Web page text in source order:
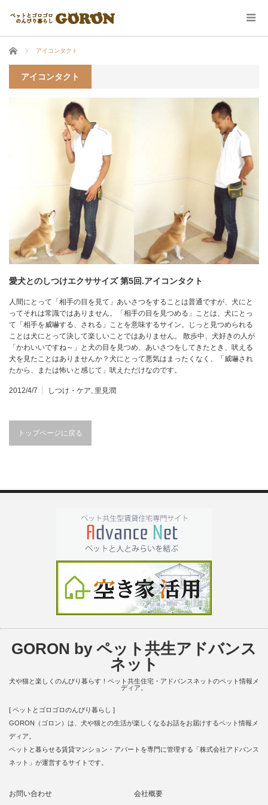
ホーム アイコンタクト
アイコンタクト
愛犬とのしつけエクササイズ 第5回.アイコンタクト
人間にとって「相手の目を見て」あいさつをすることは普通ですが、犬にと
ってそれは常識ではありません。「相手の目を見つめる」ことは、犬にとっ
て「相手を威嚇する、される」ことを意味するサイン。じっと見つめられる
ことは犬にとって決して楽しいことではありません。 散歩中、犬好きの人が
「かわいいですね～」と犬の目を見つめ、あいさつをしてきたとき、吠える
犬を見たことはありませんか？犬にとって悪気はまったくなく、「威嚇され
たから、または怖いと感じて」吠えただけなのです。
2012/4/7 しつけ・ケア, 里見潤
トップページに戻る
GORON by ペット共生アドバンス
ネット
犬や猫と楽しくのんびり暮らす！ペット共生住宅・アドバンスネットのペット情報メ
ディア。
[ ペットとゴロゴロのんびり暮らし ]
GORON（ゴロン）は、犬や猫との生活が楽しくなるお話をお届けするペット情報メ
ディア。
ペットと暮らせる賃貸マンション・アパートを専門に管理する「株式会社アドバンス
ネット」が運営するサイトです。
お問い合わせ 会社概要